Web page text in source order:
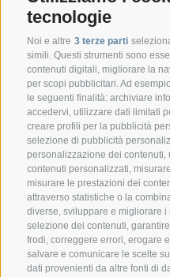
tecnologie
Noi e altre 3 terze parti
simili. Questi strumenti sono
contenuti digitali, migliorare la
per scopi pubblicitari. Ad
le seguenti finalità: archiviare
accedervi, utilizzare dati limitati
creare profili per la pubblicità
selezione di pubblicità
personalizzazione dei
contenuti personalizzati,
misurare le prestazioni dei
attraverso statistiche o la
diverse, sviluppare e migliorare
selezione dei contenuti,
frodi, correggere errori, erogare
salvare e comunicare le scelte
dati provenienti da altre fonti di
CONTATTO
Federazione Prov.le
Via delle Bettine, 40 - 38121
Tel.:+39 0461 432111
info@superbrown.it